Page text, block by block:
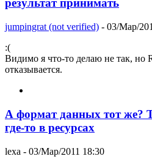
результат принимать
jumpingrat (not verified) - 03/Мар/
:(
Видимо я что-то делаю не так, но
отказывается.
А формат данных тот же?
где-то в ресурсах
lexa - 03/Мар/2011 18:30